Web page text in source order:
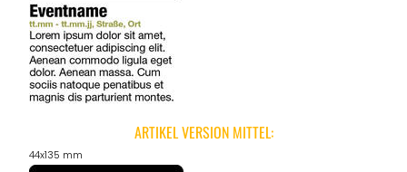
ARTIKEL VERSION MITTEL:
44x135 mm